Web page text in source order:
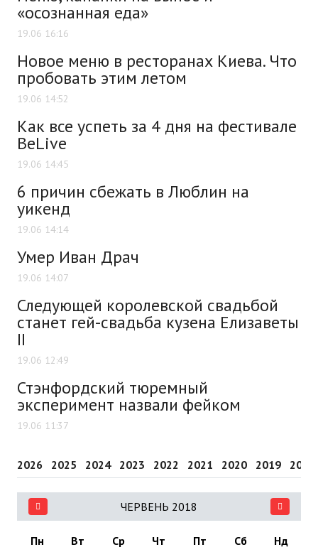
«осознанная еда»
19.06 16:16
Новое меню в ресторанах Киева. Что
пробовать этим летом
19.06 14:52
Как все успеть за 4 дня на фестивале
BeLive
19.06 14:45
6 причин сбежать в Люблин на
уикенд
19.06 14:14
Умер Иван Драч
19.06 14:07
Следующей королевской свадьбой
станет гей-свадьба кузена Елизаветы
ІІ
19.06 12:49
Стэнфордский тюремный
эксперимент назвали фейком
19.06 11:37
2026 2025 2024 2023 2022 2021 2020 2019 2018
ЧЕРВЕНЬ 2018
Пн Вт Ср Чт Пт Сб
Нд